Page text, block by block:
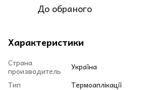
До обраного
Характеристики
Страна
производитель
Україна
Тип
Термоаплікації